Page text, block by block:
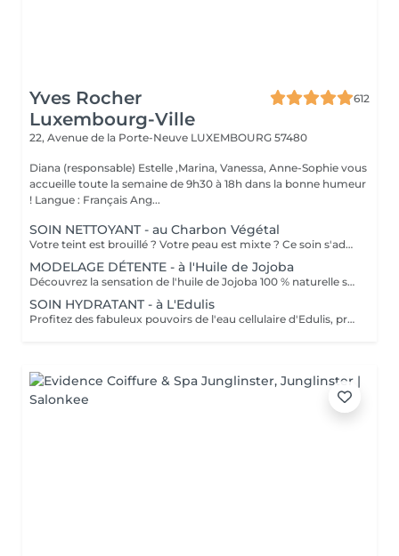
Yves Rocher
Luxembourg-Ville
612
22, Avenue de la Porte-Neuve LUXEMBOURG 57480
Diana (responsable) Estelle ,Marina, Vanessa, Anne-Sophie vous
accueille toute la semaine de 9h30 à 18h dans la bonne humeur
! Langue : Français Ang...
SOIN NETTOYANT - au Charbon Végétal
Votre teint est brouillé ? Votre peau est mixte ? Ce soin s'adresse à vous. Votre peau est nettoyée par une exfoliation douce, sous vapeur, complétée par une extraction des comédons. Pour finir, l'application d'un masque purifie la zone médiane (front, nez, menton), et hydrate le reste de votre visage. Bénéfices : Detoxifié et hydraté, votre visage retrouve un teint unifié, frais et lumineux.
MODELAGE DÉTENTE - à l'Huile de Jojoba
Découvrez la sensation de l'huile de Jojoba 100 % naturelle sur votre peau. Nourrie, votre peau retrouve tout son confort. Libéré de ses tensions grâce aux mains habiles de notre esthéticienne, votre visage est détendu. Bénéfices : Nourrie, votre peau retrouve tout son confort.
SOIN HYDRATANT - à L'Edulis
Profitez des fabuleux pouvoirs de l'eau cellulaire d'Edulis, précieuse source d'hydratation continue. Après la brumisation du Sérum concentré en eau cellulaire, le Masque Crème ressourçant se transforme en une texture soyeuse qui fond sur votre peau sous le délicat modelage de notre esthéticienne. Bénéfices : Gorgée d'eau, votre peau retrouve douceur, souplesse et éclat. Retrouvez le confort dune peau hydratée en continu.